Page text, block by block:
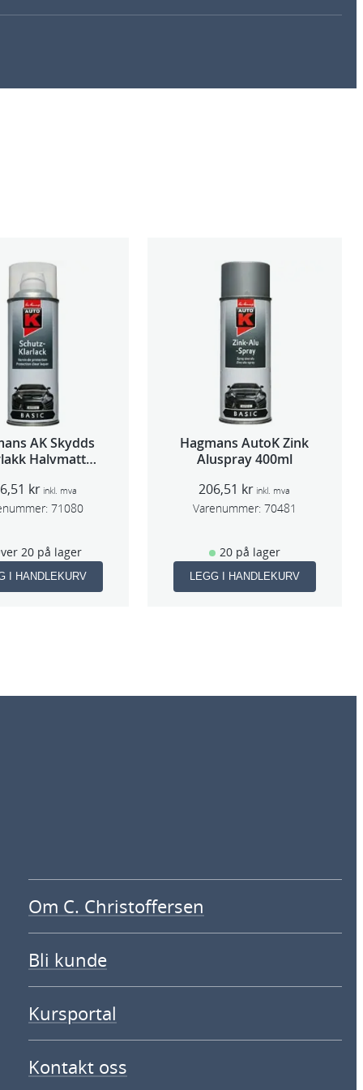
AK Skydds
Halvmatt
kr inkl. mva
71080
20 på lager
I HANDLEKURV
Hagmans AutoK Zink
Aluspray 400ml
206,51 kr inkl. mva
Varenummer: 70481
20 på lager
LEGG I HANDLEKURV
Om C. Christoffersen
Bli kunde
Kursportal
Kontakt oss